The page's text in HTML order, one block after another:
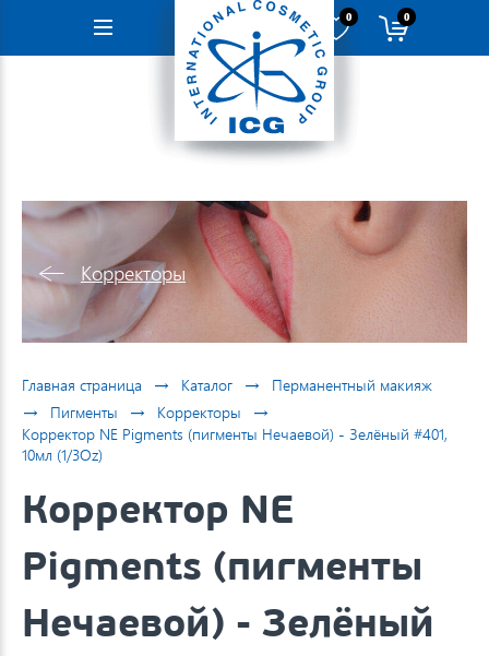
Навигация
0 0
Корректоры
Главная страница → Каталог → Перманентный макияж
→ Пигменты → Корректоры →
Корректор NE Pigments (пигменты Нечаевой) - Зелёный #401,
10мл (1/3Oz)
Корректор NE
Pigments (пигменты
Нечаевой) - Зелёный